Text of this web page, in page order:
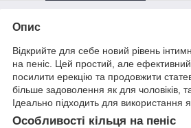
Опис
Відкрийте для себе новий рівень
на пеніс. Цей простий, але
посилити ерекцію та продовжити
більше задоволення як для чоловіків,
Ідеально підходить для використання
Особливості кільця на пеніс